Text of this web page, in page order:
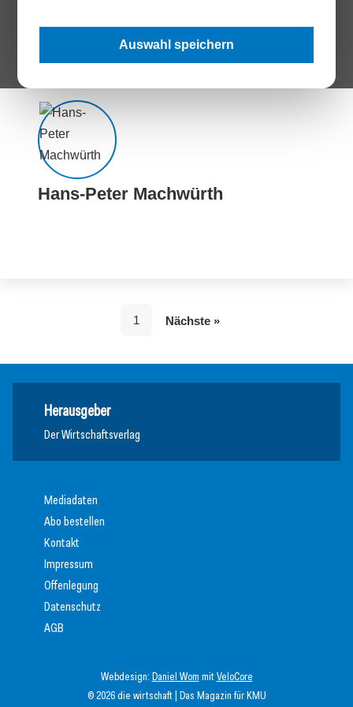
Auswahl speichern
Unternehmen müssen vielfältige Bedürfnisse aller Generationen erfüllen,
um attraktiv zu bleiben.
Hans-Peter Machwürth
1 Nächste »
Herausgeber
Der Wirtschaftsverlag
© 2026 die wirtschaft | Das Magazin für KMU
Webdesign: Daniel Wom mitVeloCore
Mediadaten
Abo bestellen
Kontakt
Impressum
Offenlegung
Datenschutz
AGB